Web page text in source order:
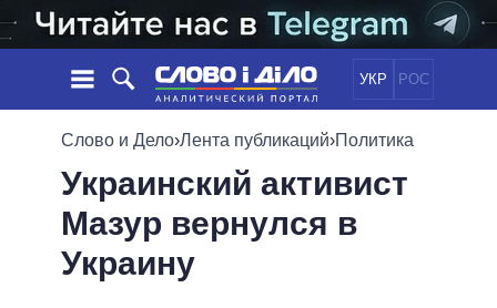
УКР РОС
НОВОСТИ
ЛЕНТА
СОБЫТИЯ
СТАТЬИ
МНЕНИЯ
ПОЛИТИКА
ЭКОНОМИКА
ОБЕЩАНИЯ
ПОЛИТИКИ
ВСЕ ПОЛИТИКИИНФОГРАФИКА
Слово и Дело›Лента публикаций›Политика
Украинский активист
Мазур вернулся в
Украину